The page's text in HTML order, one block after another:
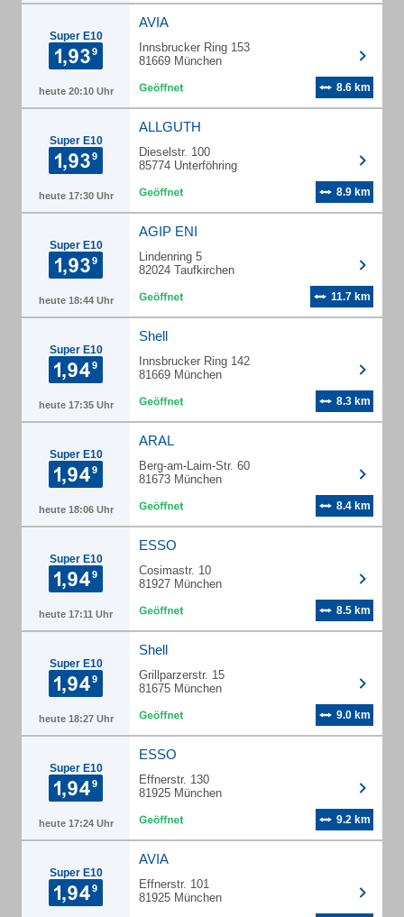
Super E10
heute 20:10 Uhr
AVIA
Innsbrucker Ring 153
81669 München
8.6 km
Super E10
heute 17:30 Uhr
ALLGUTH
Dieselstr. 100
85774 Unterföhring
8.9 km
Super E10
heute 18:44 Uhr
AGIP ENI
Lindenring 5
82024 Taufkirchen
11.7 km
Super E10
heute 17:35 Uhr
Shell
Innsbrucker Ring 142
81669 München
8.3 km
Super E10
heute 18:06 Uhr
ARAL
Berg-am-Laim-Str. 60
81673 München
8.4 km
Super E10
heute 17:11 Uhr
ESSO
Cosimastr. 10
81927 München
8.5 km
Super E10
heute 18:27 Uhr
Shell
Grillparzerstr. 15
81675 München
9.0 km
Super E10
heute 17:24 Uhr
ESSO
Effnerstr. 130
81925 München
9.2 km
Super E10
AVIA
Effnerstr. 101
81925 München